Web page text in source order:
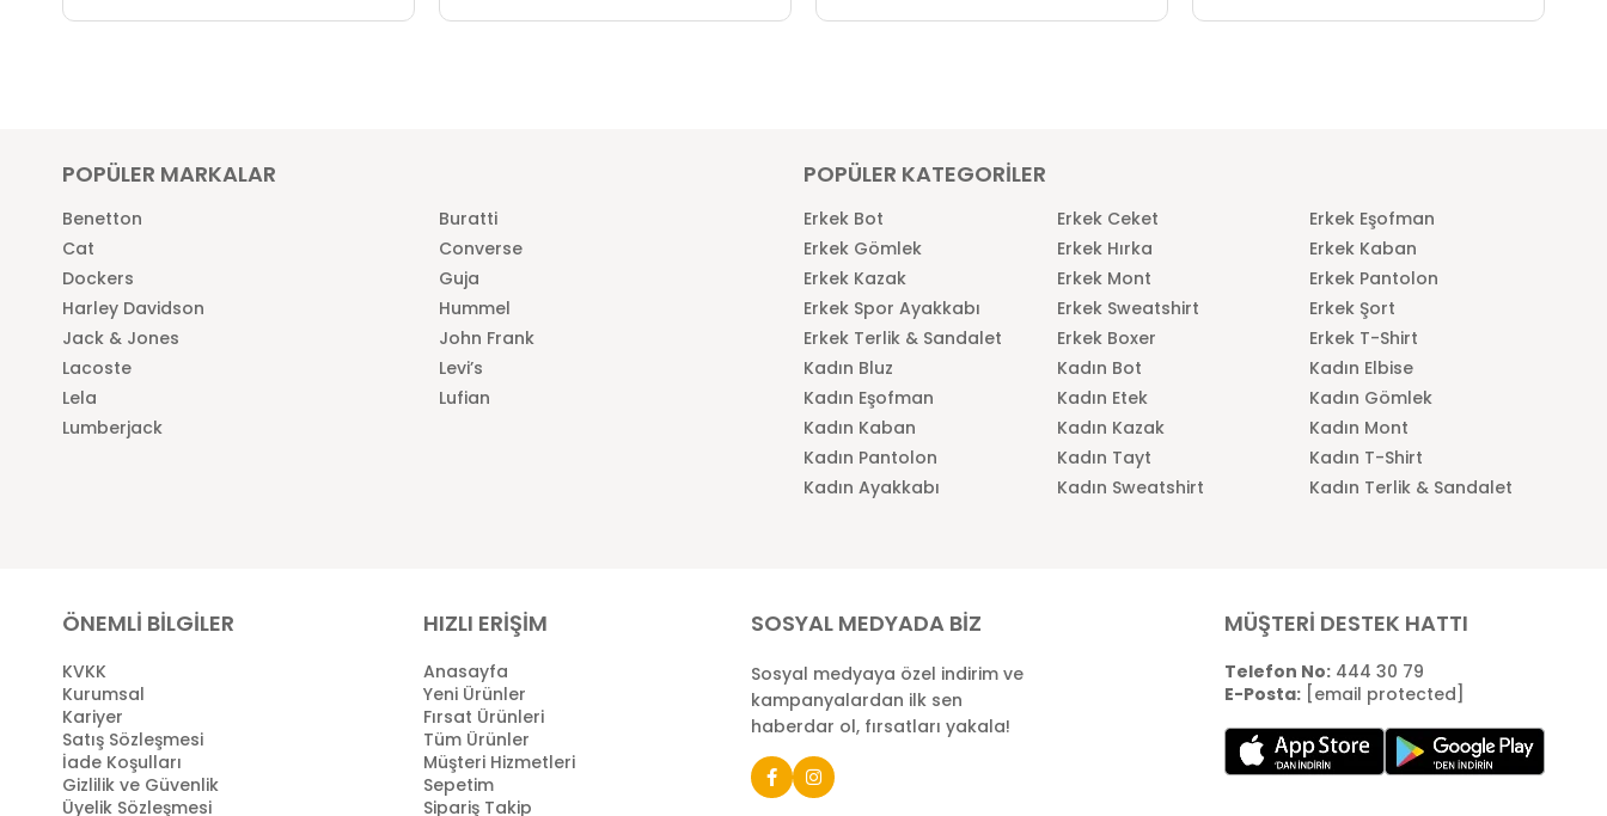
POPÜLER MARKALAR
Benetton
Buratti
Cat
Converse
Dockers
Guja
Harley Davidson
Hummel
Jack & Jones
John Frank
Lacoste
Levi’s
Lela
Lufian
Lumberjack
POPÜLER KATEGORİLER
Erkek Bot Erkek Ceket
Erkek Eşofman
Erkek Gömlek
Erkek Hırka
Erkek Kaban
Erkek Kazak
Erkek Mont
Erkek Pantolon
Erkek Spor Ayakkabı
Erkek Sweatshirt
Erkek Şort
Erkek Terlik & Sandalet
Erkek Boxer
Erkek T-Shirt
Kadın Bluz
Kadın Bot
Kadın Elbise
Kadın Eşofman
Kadın Etek
Kadın Gömlek
Kadın Kaban
Kadın Kazak
Kadın Mont
Kadın Pantolon
Kadın Tayt
Kadın T-Shirt
Kadın Ayakkabı
Kadın Sweatshirt Kadın Terlik & Sandalet
ÖNEMLİ BİLGİLER
KVKK
Kurumsal
Kariyer
Satış Sözleşmesi
İade Koşulları
Gizlilik ve Güvenlik
Üyelik Sözleşmesi
HIZLI ERİŞİM
Anasayfa
Yeni Ürünler
Fırsat Ürünleri
Tüm Ürünler
Müşteri Hizmetleri
Sepetim
Sipariş Takip
SOSYAL MEDYADA BİZ
Sosyal medyaya özel indirim ve
kampanyalardan ilk sen
haberdar ol, fırsatları yakala!
MÜŞTERİ DESTEK HATTI
Telefon No:444 30 79
E-Posta: [email protected]